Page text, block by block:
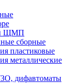
ЩМП
сборные
пластиковые
металлические
дифавтоматы